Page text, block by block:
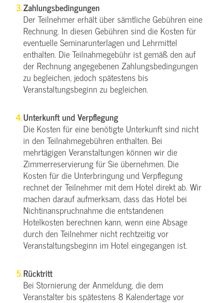
Zahlungsbedingungen
Der Teilnehmer erhält über sämtliche Gebühren eine
Rechnung. In diesen Gebühren sind die Kosten für
eventuelle Seminarunterlagen und Lehrmittel
enthalten. Die Teilnahmegebühr ist gemäß den auf
der Rechnung angegebenen Zahlungsbedingungen
zu begleichen, jedoch spätestens bis
Veranstaltungsbeginn zu begleichen.
Unterkunft und Verpflegung
Die Kosten für eine benötigte Unterkunft sind nicht
in den Teilnahmegebühren enthalten. Bei
mehrtägigen Veranstaltungen können wir die
Zimmerreservierung für Sie übernehmen. Die
Kosten für die Unterbringung und Verpflegung
rechnet der Teilnehmer mit dem Hotel direkt ab. Wir
machen darauf aufmerksam, dass das Hotel bei
Nichtinanspruchnahme die entstandenen
Hotelkosten berechnen kann, wenn eine Absage
durch den Teilnehmer nicht rechtzeitig vor
Veranstaltungsbeginn im Hotel eingegangen ist.
Rücktritt
Bei Stornierung der Anmeldung, die dem
Veranstalter bis spätestens 8 Kalendertage vor